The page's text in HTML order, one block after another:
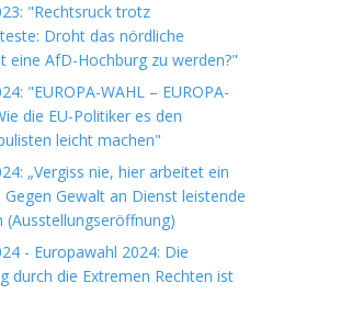
"Rechtsruck trotz
Droht das nördliche
eine AfD-Hochburg zu werden?"
"EUROPA-WAHL – EUROPA-
die EU-Politiker es den
leicht machen"
„Vergiss nie, hier arbeitet ein
Gegen Gewalt an Dienst leistende
(Ausstellungseröffnung)
- Europawahl 2024: Die
durch die Extremen Rechten ist